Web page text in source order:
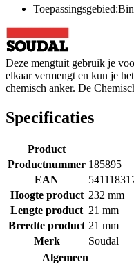
Deze mengtuit gebruik je
elkaar vermengt en kun je
chemisch anker. De
Specificaties
Product
Productnummer 185895
EAN
Hoogte product 232 mm
Lengte product 21 mm
Breedte product 21 mm
Merk
Soudal
Algemeen